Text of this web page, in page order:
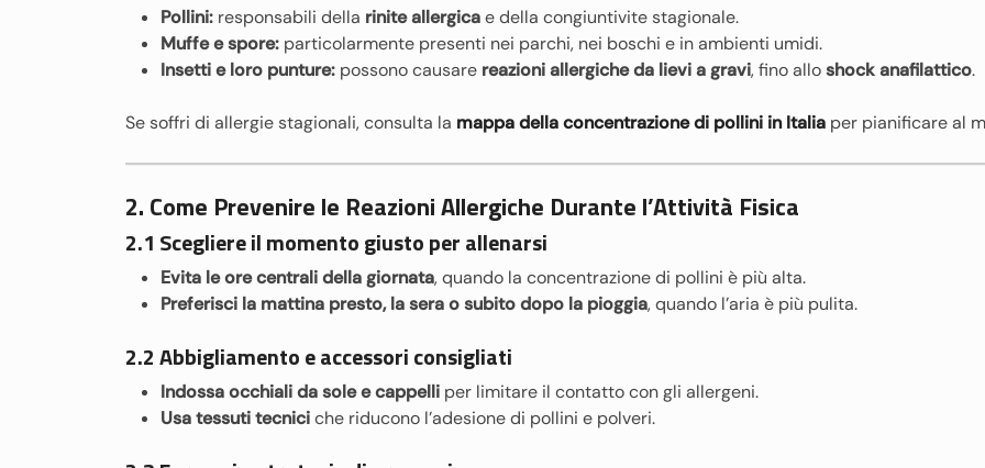
Pollini: responsabili della rinite allergicae della congiuntivite stagionale.
Muffe e spore: particolarmente presenti nei parchi, nei boschi e in ambienti umidi.
Insetti e loro punture: possono causare reazioni allergiche da lievi a gravi, fino alloshock anafilattico.
Se soffri di allergie stagionali, consulta la mappa della concentrazione di pollini in Italia per pianificare al
2. Come Prevenire le Reazioni Allergiche Durante l’Attività Fisica
2.1 Scegliere il momento giusto per allenarsi
Evita le ore centrali della giornata, quando la concentrazione di pollini è più alta.
Preferisci la mattina presto, la sera o subito dopo la pioggia, quando l’aria è più pulita.
2.2 Abbigliamento e accessori consigliati
Indossa occhiali da sole e cappelli per limitare il contatto con gli allergeni.
Usa tessuti tecniciche riducono l’adesione di pollini e polveri.